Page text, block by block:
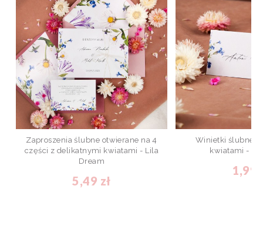
Zaproszenia ślubne otwierane na 4
części z delikatnymi kwiatami - Lila
Dream
5,49 zł
Winietki ślubne
kwiatami -
1,99